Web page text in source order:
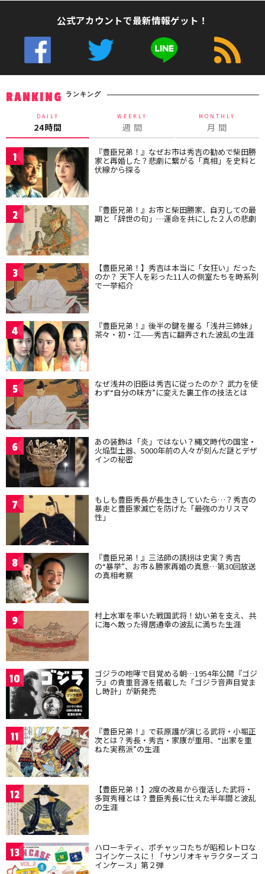
公式アカウントで最新情報ゲット！
RANKING ランキング
DAILY
24時間
WEEKLY
週 間
MONTHLY
月 間
1 『豊臣兄弟！』なぜお市は秀吉の勧めで柴田勝
家と再婚した？悲劇に繋がる「真相」を史料と
伏線から探る
2 『豊臣兄弟！』お市と柴田勝家、自刃しての最
期と「辞世の句」…運命を共にした２人の悲劇
3 【豊臣兄弟！】秀吉は本当に「女狂い」だった
のか？ 天下人を彩った11人の側室たちを時系列
で一挙紹介
4 『豊臣兄弟！』後半の鍵を握る「浅井三姉妹」
茶々・初・江——秀吉に翻弄された波乱の生涯
5 なぜ浅井の旧臣は秀吉に従ったのか？ 武力を使
わず“自分の味方”に変えた裏工作の技法とは
6 あの装飾は「炎」ではない？縄文時代の国宝・
火焔型土器、5000年前の人々が刻んだ謎とデザ
インの秘密
7 もしも豊臣秀長が長生きしていたら…？秀吉の
暴走と豊臣家滅亡を防げた「最強のカリスマ
性」
8 『豊臣兄弟！』三法師の誘拐は史実？秀吉
の“暴挙”、お市＆勝家再婚の真意…第30回放送
の真相考察
9 村上水軍を率いた戦国武将！幼い弟を支え、共
に海へ散った得居通幸の波乱に満ちた生涯
10 ゴジラの咆哮で目覚める朝…1954年公開『ゴジ
ラ』の貴重音源を搭載した「ゴジラ音声目覚ま
し時計」が新発売
11 『豊臣兄弟！』で萩原護が演じる武将・小堀正
次とは？秀長・秀吉・家康が重用、“出家を重
ねた実務派”の生涯
12 【豊臣兄弟！】2度の改易から復活した武将・
多賀秀種とは？豊臣秀長に仕えた半年間と波乱
の生涯
13 ハローキティ、ポチャッコたちが昭和レトロな
コインケースに！「サンリオキャラクターズ コ
インケース」第２弾